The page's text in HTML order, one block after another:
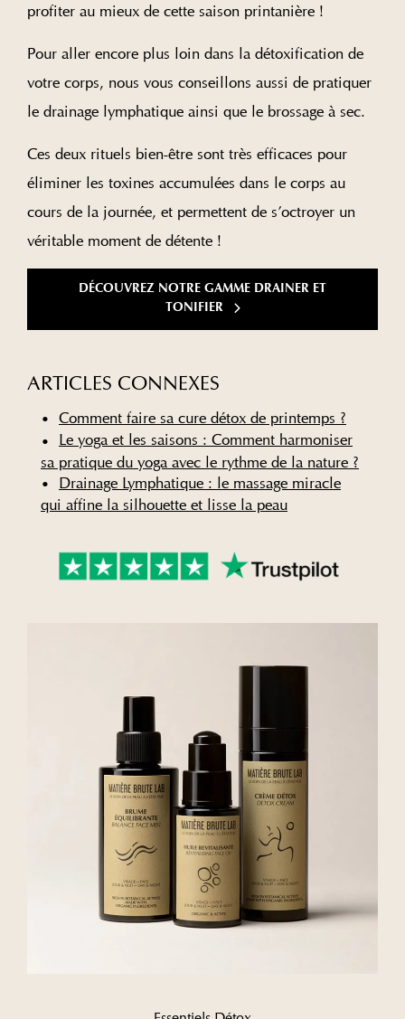
profiter au mieux de cette saison printanière !
Pour aller encore plus loin dans la détoxification de
votre corps, nous vous conseillons aussi de pratiquer
le drainage lymphatique ainsi que le brossage à sec.
Ces deux rituels bien-être sont très efficaces pour
éliminer les toxines accumulées dans le corps au
cours de la journée, et permettent de s’octroyer un
véritable moment de détente !
DÉCOUVREZ NOTRE GAMME DRAINER ET
TONIFIER
ARTICLES CONNEXES
Comment faire sa cure détox de printemps ?
Le yoga et les saisons : Comment harmoniser
sa pratique du yoga avec le rythme de la nature ?
Drainage Lymphatique : le massage miracle
qui affine la silhouette et lisse la peau